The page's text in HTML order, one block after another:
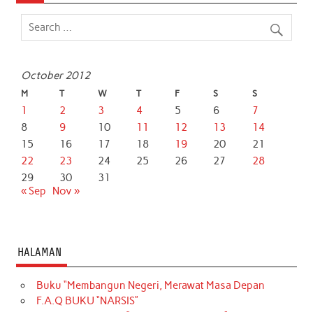
October 2012
M T W T F S S
1 2 3 4 5 6
7
8
9 10 11 12 13
14
15
16 17 18 19 20
21
22
23 24 25 26 27
28
29
30
31
« Sep
Nov »
HALAMAN
Buku “Membangun Negeri, Merawat Masa Depan
F.A.Q BUKU “NARSIS”